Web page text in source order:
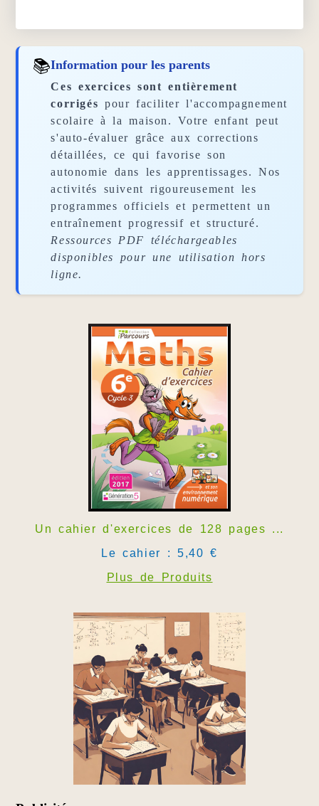
📚Information pour les parents
Ces exercices sont entièrement
corrigés pour faciliter l'accompagnement
scolaire à la maison. Votre enfant peut
s'auto-évaluer grâce aux corrections
détaillées, ce qui favorise son
autonomie dans les apprentissages. Nos
activités suivent rigoureusement les
programmes officiels et permettent un
entraînement progressif et structuré.
Ressources PDF téléchargeables
disponibles pour une utilisation hors
ligne.
Un cahier d'exercices de 128 pages ...
Le cahier : 5,40 €
Plus de Produits